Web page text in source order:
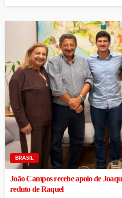
BRASIL
João Campos recebe apoio de
reduto de Raquel